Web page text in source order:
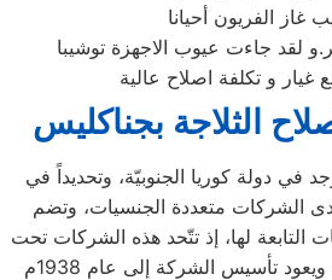
لقد جاءت عيوب الاجهزة توشيبا
الثلاجة بجناكليس
في دولة كوريا الجنوبيّة، وتحديداً في
الشركات متعددة الجنسيات، وتضم
التابعة لها، إذ تتّحد هذه الشركات تحت
العلامة التجاريّة لـ دايو ، ويعود تأسيس الشركة إلى عام 1938م